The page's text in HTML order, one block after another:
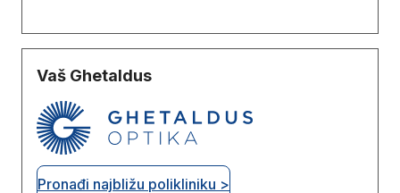
Vaš Ghetaldus
Pronađi najbližu polikliniku >